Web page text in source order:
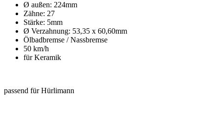
Ø außen: 224mm
Zähne: 27
Stärke: 5mm
Ø Verzahnung: 53,35 x 60,60mm
Ölbadbremse / Nassbremse
50 km/h
für Keramik
passend für Hürlimann